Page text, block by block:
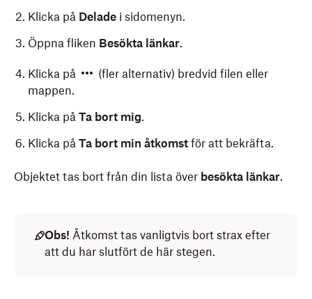
Klicka på Delade i sidomenyn.
Öppna fliken Besökta länkar.
Klicka på
(fler alternativ) bredvid filen eller
mappen.
Klicka på Ta bort mig.
Klicka på Ta bort min åtkomst för att bekräfta.
Objektet tas bort från din lista över besökta länkar.
Obs! Åtkomst tas vanligtvis bort strax efter
att du har slutfört de här stegen.